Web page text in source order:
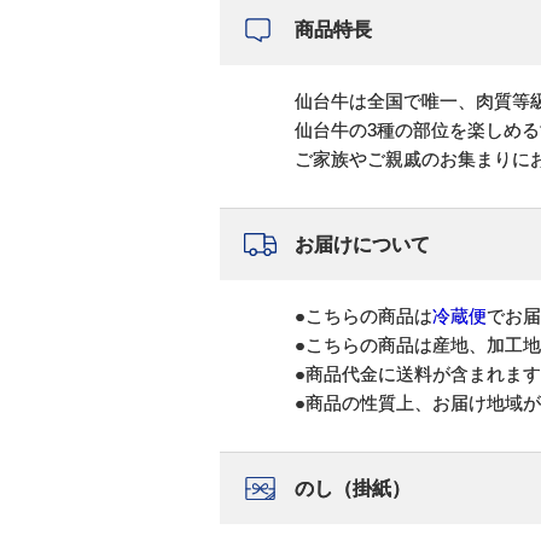
商品特長
仙台牛は全国で唯一、肉質等
仙台牛の3種の部位を楽しめ
ご家族やご親戚のお集まりに
お届けについて
●こちらの商品は冷蔵便でお
●こちらの商品は産地、加工
●商品代金に送料が含まれま
●商品の性質上、お届け地域
のし（掛紙）